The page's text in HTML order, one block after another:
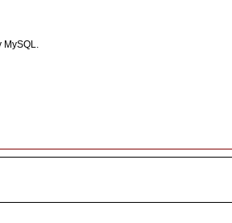
MySQL.